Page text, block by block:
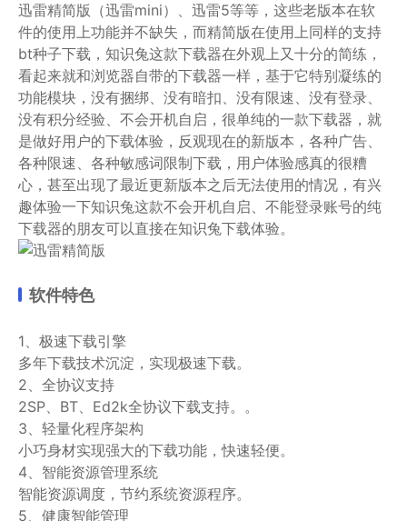
迅雷精简版（迅雷mini）、迅雷5等等，这些老版本在软
件的使用上功能并不缺失，而精简版在使用上同样的支持
bt种子下载，知识兔这款下载器在外观上又十分的简练，
看起来就和浏览器自带的下载器一样，基于它特别凝练的
功能模块，没有捆绑、没有暗扣、没有限速、没有登录、
没有积分经验、不会开机自启，很单纯的一款下载器，就
是做好用户的下载体验，反观现在的新版本，各种广告、
各种限速、各种敏感词限制下载，用户体验感真的很糟
心，甚至出现了最近更新版本之后无法使用的情况，有兴
趣体验一下知识兔这款不会开机自启、不能登录账号的纯
下载器的朋友可以直接在知识兔下载体验。
软件特色
1、极速下载引擎
多年下载技术沉淀，实现极速下载。
2、全协议支持
2SP、BT、Ed2k全协议下载支持。。
3、轻量化程序架构
小巧身材实现强大的下载功能，快速轻便。
4、智能资源管理系统
智能资源调度，节约系统资源程序。
5、健康智能管理